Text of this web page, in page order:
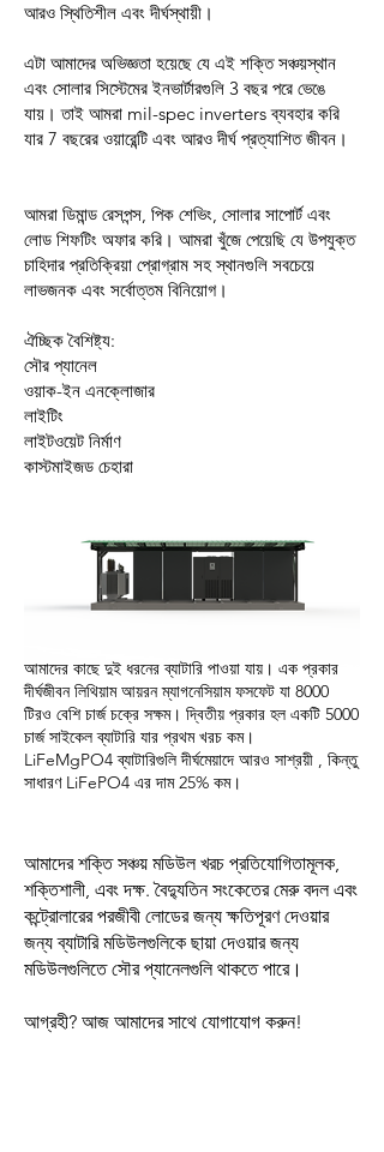
আরও স্থিতিশীল এবং দীর্ঘস্থায়ী।
এটা আমাদের অভিজ্ঞতা হয়েছে যে এই শক্তি সঞ্চয়স্থান
এবং সোলার সিস্টেমের ইনভার্টারগুলি 3 বছর পরে ভেঙে
যায়। তাই আমরা mil-spec inverters ব্যবহার করি
যার 7 বছরের ওয়ারেন্টি এবং আরও দীর্ঘ প্রত্যাশিত জীবন।
আমরা ডিমান্ড রেসপন্স, পিক শেভিং, সোলার সাপোর্ট এবং
লোড শিফটিং অফার করি। আমরা খুঁজে পেয়েছি যে উপযুক্ত
চাহিদার প্রতিক্রিয়া প্রোগ্রাম সহ স্থানগুলি সবচেয়ে
লাভজনক এবং সর্বোত্তম বিনিয়োগ।
ঐচ্ছিক বৈশিষ্ট্য:
সৌর প্যানেল
ওয়াক-ইন এনক্লোজার
লাইটিং
লাইটওয়েট নির্মাণ
কাস্টমাইজড চেহারা
আমাদের কাছে দুই ধরনের ব্যাটারি পাওয়া যায়। এক প্রকার
দীর্ঘজীবন লিথিয়াম আয়রন ম্যাগনেসিয়াম ফসফেট যা 8000
টিরও বেশি চার্জ চক্রে সক্ষম। দ্বিতীয় প্রকার হল একটি 5000
চার্জ সাইকেল ব্যাটারি যার প্রথম খরচ কম।
LiFeMgPO4 ব্যাটারিগুলি দীর্ঘমেয়াদে আরও সাশ্রয়ী , কিন্তু
সাধারণ LiFePO4 এর দাম 25% কম।
আমাদের শক্তি সঞ্চয় মডিউল খরচ প্রতিযোগিতামূলক,
শক্তিশালী, এবং দক্ষ. বৈদ্যুতিন সংকেতের মেরু বদল এবং
কন্ট্রোলারের পরজীবী লোডের জন্য ক্ষতিপূরণ দেওয়ার
জন্য ব্যাটারি মডিউলগুলিকে ছায়া দেওয়ার জন্য
মডিউলগুলিতে সৌর প্যানেলগুলি থাকতে পারে।
আগ্রহী? আজ আমাদের সাথে যোগাযোগ করুন!